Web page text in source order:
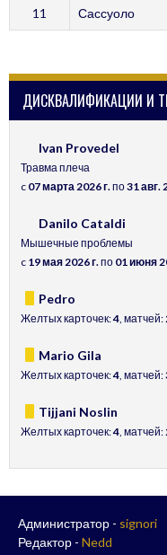
11 Сассуоло
ДИСКВАЛИФИКАЦИИ И
Ivan Provedel
Травма плеча
c 07 марта 2026 г.по31 авг.
Danilo Cataldi
Мышечные проблемы
c 19 мая 2026 г.по 01 июня
Pedro
Желтых карточек:4, матчей:
Mario Gila
Желтых карточек:4, матчей:
Tijjani Noslin
Желтых карточек:4, матчей:
Администратор - signori
Редактор - Nedd